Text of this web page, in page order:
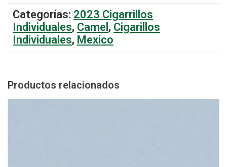
Categorías: 2023 Cigarrillos
Individuales, Camel , Cigarillos
Individuales, Mexico
Productos relacionados